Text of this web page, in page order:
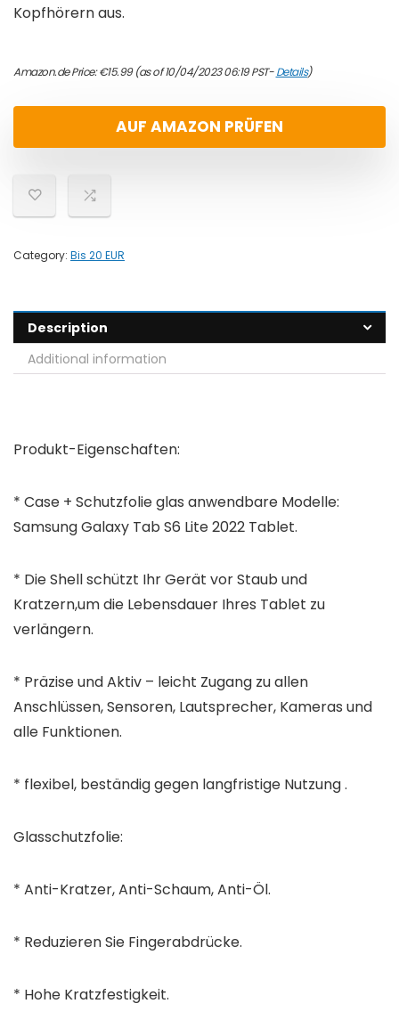
Kopfhörern aus.
Amazon.de Price:€15.99(as of 10/04/2023 06:19 PST-Details)
AUF AMAZON PRÜFEN
Category: Bis 20 EUR
Description
Additional information
Produkt-Eigenschaften:
* Case + Schutzfolie glas anwendbare Modelle:
Samsung Galaxy Tab S6 Lite 2022 Tablet.
* Die Shell schützt Ihr Gerät vor Staub und
Kratzern,um die Lebensdauer Ihres Tablet zu
verlängern.
* Präzise und Aktiv – leicht Zugang zu allen
Anschlüssen, Sensoren, Lautsprecher, Kameras und
alle Funktionen.
* flexibel, beständig gegen langfristige Nutzung .
Glasschutzfolie:
* Anti-Kratzer, Anti-Schaum, Anti-Öl.
* Reduzieren Sie Fingerabdrücke.
* Hohe Kratzfestigkeit.